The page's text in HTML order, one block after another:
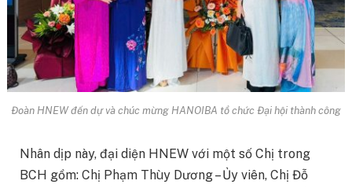
Đoàn HNEW đến dự và chúc mừng HANOIBA tổ chức Đại hội thành công
Nhân dịp này, đại diện HNEW với một số Chị trong
BCH gồm: Chị Phạm Thùy Dương – Ủy viên, Chị Đỗ